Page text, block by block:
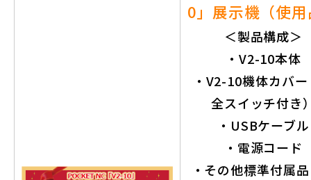
0」展示機（使
＜製品構成＞
・V2-10本体
・V2-10機体カバ
全スイッチ付き
・USBケーブル
・電源コード
・その他標準付属